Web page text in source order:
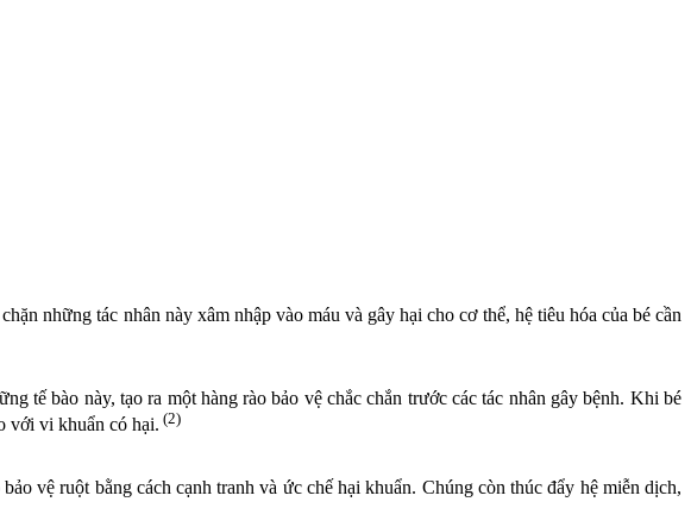
những tác nhân này xâm nhập vào máu và gây hại cho cơ thể, hệ tiêu hóa của bé cần
tế bào này, tạo ra một hàng rào bảo vệ chắc chắn trước các tác nhân gây bệnh. Khi bé
với vi khuẩn có hại. (2)
vệ ruột bằng cách cạnh tranh và ức chế hại khuẩn. Chúng còn thúc đẩy hệ miễn dịch,